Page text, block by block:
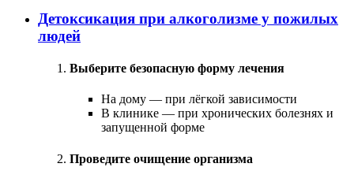
Детоксикация при алкоголизме у пожилых
людей
Выберите безопасную форму лечения
На дому — при лёгкой зависимости
В клинике — при хронических болезнях и
запущенной форме
Проведите очищение организма